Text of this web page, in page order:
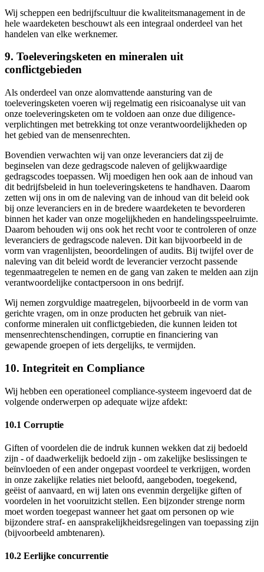
Wij scheppen een bedrijfscultuur die kwaliteitsmanagement in de
hele waardeketen beschouwt als een integraal onderdeel van het
handelen van elke werknemer.
9. Toeleveringsketen en mineralen uit
conflictgebieden
Als onderdeel van onze alomvattende aansturing van de
toeleveringsketen voeren wij regelmatig een risicoanalyse uit van
onze toeleveringsketen om te voldoen aan onze due diligence-
verplichtingen met betrekking tot onze verantwoordelijkheden op
het gebied van de mensenrechten.
Bovendien verwachten wij van onze leveranciers dat zij de
beginselen van deze gedragscode naleven of gelijkwaardige
gedragscodes toepassen. Wij moedigen hen ook aan de inhoud van
dit bedrijfsbeleid in hun toeleveringsketens te handhaven. Daarom
zetten wij ons in om de naleving van de inhoud van dit beleid ook
bij onze leveranciers en in de bredere waardeketen te bevorderen
binnen het kader van onze mogelijkheden en handelingsspeelruimte.
Daarom behouden wij ons ook het recht voor te controleren of onze
leveranciers de gedragscode naleven. Dit kan bijvoorbeeld in de
vorm van vragenlijsten, beoordelingen of audits. Bij twijfel over de
naleving van dit beleid wordt de leverancier verzocht passende
tegenmaatregelen te nemen en de gang van zaken te melden aan zijn
verantwoordelijke contactpersoon in ons bedrijf.
Wij nemen zorgvuldige maatregelen, bijvoorbeeld in de vorm van
gerichte vragen, om in onze producten het gebruik van niet-
conforme mineralen uit conflictgebieden, die kunnen leiden tot
mensenrechtenschendingen, corruptie en financiering van
gewapende groepen of iets dergelijks, te vermijden.
10. Integriteit en Compliance
Wij hebben een operationeel compliance-systeem ingevoerd dat de
volgende onderwerpen op adequate wijze afdekt:
10.1 Corruptie
Giften of voordelen die de indruk kunnen wekken dat zij bedoeld
zijn - of daadwerkelijk bedoeld zijn - om zakelijke beslissingen te
beïnvloeden of een ander ongepast voordeel te verkrijgen, worden
in onze zakelijke relaties niet beloofd, aangeboden, toegekend,
geëist of aanvaard, en wij laten ons evenmin dergelijke giften of
voordelen in het vooruitzicht stellen. Een bijzonder strenge norm
moet worden toegepast wanneer het gaat om personen op wie
bijzondere straf- en aansprakelijkheidsregelingen van toepassing zijn
(bijvoorbeeld ambtenaren).
10.2 Eerlijke concurrentie